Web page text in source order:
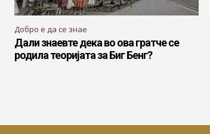
Добро е да се знае
Дали знаевте дека во ова гратче се
родила теоријата за Биг Бенг?